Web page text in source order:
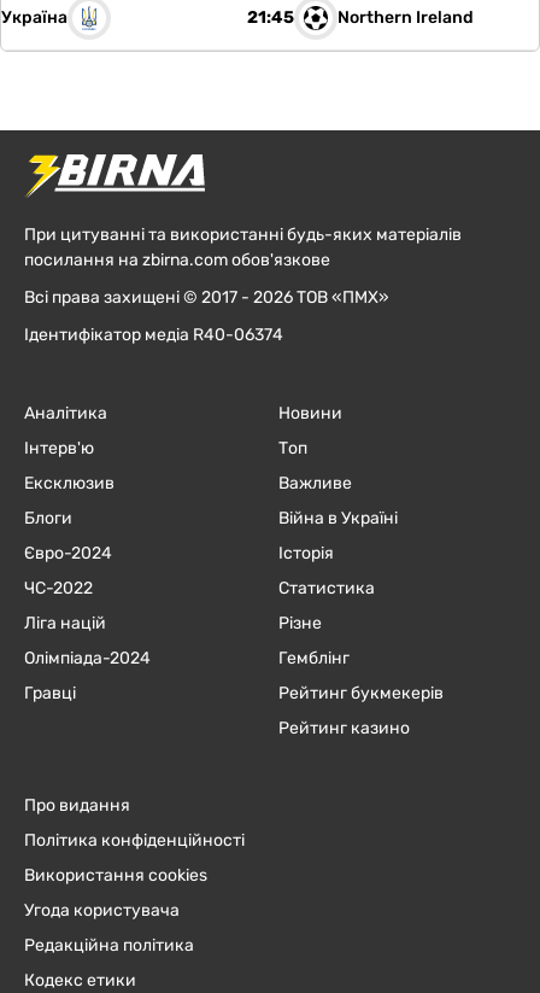
Україна 21:45 Northern Ireland
При цитуванні та використанні будь-яких матеріалів
посилання на zbirna.com обов'язкове
Всі права захищені © 2017 - 2026 ТОВ «ПМХ»
Ідентифікатор медіа R40-06374
Аналітика
Інтерв'ю
Ексклюзив
Блоги
Євро-2024
ЧC-2022
Ліга націй
Олімпіада-2024
Гравці
Новини
Топ
Важливе
Війна в Україні
Історія
Статистика
Різне
Гемблінг
Рейтинг букмекерів
Рейтинг казино
Про видання
Політика конфіденційності
Використання cookies
Угода користувача
Редакційна політика
Кодекс етики